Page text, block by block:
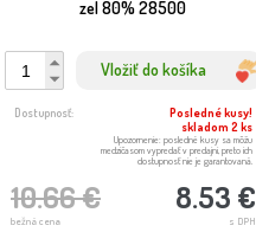
zel 80% 28500
Vložiť do košíka
10.66 €
bežná cena
8.53 €
s DPH
Dostupnosť:
Posledné kusy!
skladom 2 ks
Upozornenie: posledné kusy sa môžu
medzičasom vypredať v predajni, preto ich
dostupnosť nie je garantovaná.